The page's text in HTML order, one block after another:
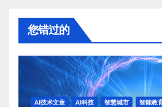
分
页您错过的
AI技术文章 AI科技 智慧城市 智能教